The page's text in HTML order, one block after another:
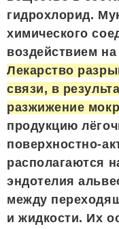
гидрохлорид.
химического
воздействием
Лекарство
связи, в
разжижение
продукцию
поверхностно-
располагаются
эндотелия
между
и жидкости. Их